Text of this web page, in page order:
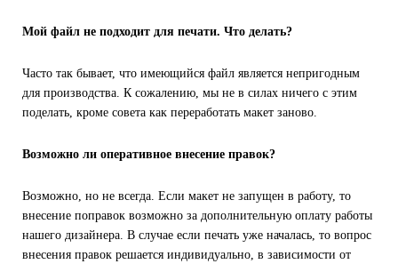
Мой файл не подходит для печати. Что делать?
Часто так бывает, что имеющийся файл является непригодным
для производства. К сожалению, мы не в силах ничего с этим
поделать, кроме совета как переработать макет заново.
Возможно ли оперативное внесение правок?
Возможно, но не всегда. Если макет не запущен в работу, то
внесение поправок возможно за дополнительную оплату работы
нашего дизайнера. В случае если печать уже началась, то вопрос
внесения правок решается индивидуально, в зависимости от